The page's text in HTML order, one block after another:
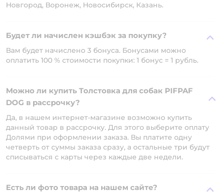
Новгород, Воронеж, Новосибирск, Казань.
Будет ли начислен кэшбэк за покупку?
Вам будет начислено 3 бонуса. Бонусами можно
оплатить 100 % стоимости покупки: 1 бонус = 1 рубль.
Можно ли купить Толстовка для собак PIFPAF
DOG в рассрочку?
Да, в нашем интернет-магазине возможно купить
данный товар в рассрочку. Для этого выберите оплату
Долями при оформлении заказа. Вы платите одну
четверть от суммы заказа сразу, а остальные три будут
списываться с карты через каждые две недели.
Есть ли фото товара на нашем сайте?